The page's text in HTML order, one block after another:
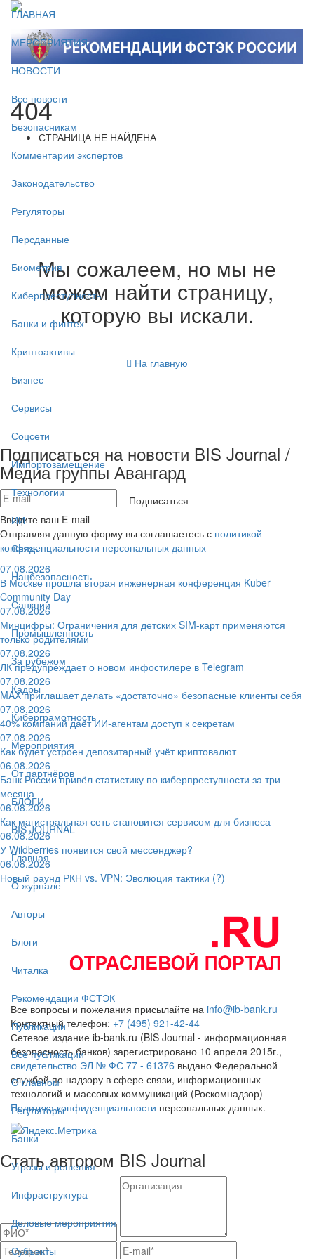
ГЛАВНАЯ
МЕРОПРИЯТИЯ
НОВОСТИ
Все новости
Безопасникам
Комментарии экспертов
Законодательство
Регуляторы
Персданные
Биометрия
Киберпреступность
Банки и финтех
Криптоактивы
Бизнес
Сервисы
Соцсети
Импортозамещение
Технологии
ИИ
Связь
Нацбезопасность
Санкции
Промышленность
За рубежом
Кадры
Киберграмотность
Мероприятия
От партнёров
БЛОГИ
BIS JOURNAL
Главная
О журнале
Авторы
Блоги
Читалка
Рекомендации ФСТЭК
Публикации
Все публикации
О главном
Регуляторы
Банки
Угрозы и решения
Инфраструктура
Деловые мероприятия
Субъекты
404
СТРАНИЦА НЕ НАЙДЕНА
Мы сожалеем, но мы не
можем найти страницу,
которую вы искали.
На главную
Подписаться на новости BIS Journal /
Медиа группы Авангард
Подписаться
Введите ваш E-mail
Отправляя данную форму вы соглашаетесь с политикой
конфиденциальности персональных данных
07.08.2026
В Москве прошла вторая инженерная конференция Kuber
Community Day
07.08.2026
Минцифры: Ограничения для детских SIM-карт применяются
только родителями
07.08.2026
ЛК предупреждает о новом инфостилере в Telegram
07.08.2026
MAX приглашает делать «достаточно» безопасные клиенты себя
07.08.2026
40% компаний даёт ИИ‑агентам доступ к секретам
07.08.2026
Как будет устроен депозитарный учёт криптовалют
06.08.2026
Банк России привёл статистику по киберпреступности за три
месяца
06.08.2026
Как магистральная сеть становится сервисом для бизнеса
06.08.2026
У Wildberries появится свой мессенджер?
06.08.2026
Новый раунд РКН vs. VPN: Эволюция тактики (?)
Все вопросы и пожелания присылайте на info@ib-bank.ru
Контактный телефон: +7 (495) 921-42-44
Сетевое издание ib-bank.ru (BIS Journal - информационная
безопасность банков) зарегистрировано 10 апреля 2015г.,
свидетельство ЭЛ № ФС 77 - 61376 выдано Федеральной
службой по надзору в сфере связи, информационных
технологий и массовых коммуникаций (Роскомнадзор)
Политика конфиденциальности персональных данных.
Стать автором BIS Journal